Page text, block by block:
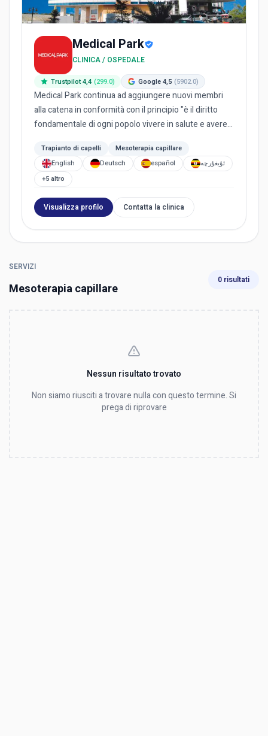
Medical Park
CLINICA / OSPEDALE
Trustpilot 4,4 (299.0) Google 4,5 (5902.0)
Medical Park continua ad aggiungere nuovi membri
alla catena in conformità con il principio "è il diritto
fondamentale di ogni popolo vivere in salute e avere
Trapianto di capelli
Mesoterapia capillare
English
Deutsch español
ئۇيغۇرچە
+5 altro
Visualizza profilo Contatta la clinica
SERVIZI
Mesoterapia capillare
0 risultati
Nessun risultato trovato
Non siamo riusciti a trovare nulla con questo termine. Si
prega di riprovare